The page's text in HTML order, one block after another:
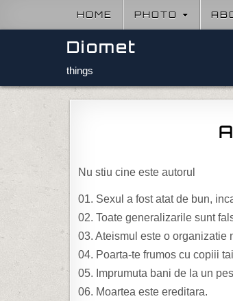
HOME PHOTO
Diomet
things
Nu stiu cine este autorul
01. Sexul a fost atat de bun,
02. Toate generalizarile sunt
03. Ateismul este o organizatie
04. Poarta-te frumos cu copiii
05. Imprumuta bani de la un
06. Moartea este ereditara.